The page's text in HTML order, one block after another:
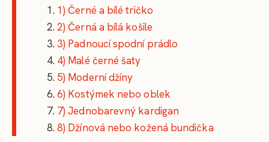
1) Černé a bílé tričko
2) Černá a bílá košile
3) Padnoucí spodní prádlo
4) Malé černé šaty
5) Moderní džíny
6) Kostýmek nebo oblek
7) Jednobarevný kardigan
8) Džínová nebo kožená bundička